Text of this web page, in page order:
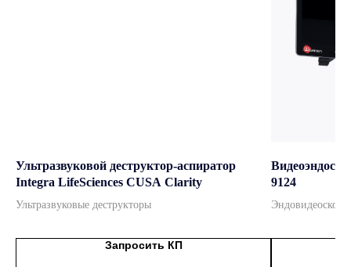
Ультразвуковой деструктор-аспиратор
Integra LifeSciences CUSA Clarity
Ультразвуковые деструкторы
Запросить КП
9124
мировых брендов